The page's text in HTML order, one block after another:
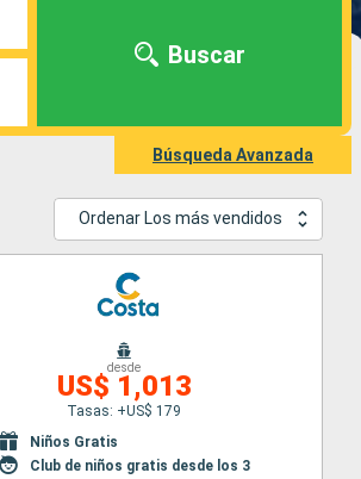
Buscar
Búsqueda Avanzada
Ordenar Los más vendidos
desde
US$ 1,013
Tasas: +US$ 179
Niños Gratis
Club de niños gratis desde los 3